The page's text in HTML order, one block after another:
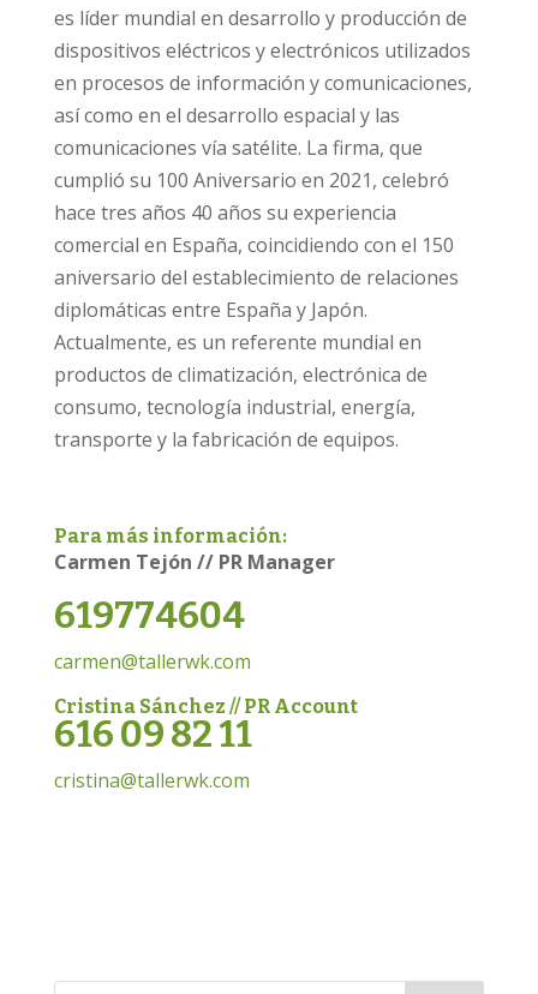
es líder mundial en desarrollo y producción de
dispositivos eléctricos y electrónicos utilizados
en procesos de información y comunicaciones,
así como en el desarrollo espacial y las
comunicaciones vía satélite. La firma, que
cumplió su 100 Aniversario en 2021, celebró
hace tres años 40 años su experiencia
comercial en España, coincidiendo con el 150
aniversario del establecimiento de relaciones
diplomáticas entre España y Japón.
Actualmente, es un referente mundial en
productos de climatización, electrónica de
consumo, tecnología industrial, energía,
transporte y la fabricación de equipos.
Para más información:
Carmen Tejón // PR Manager
619774604
carmen@tallerwk.com
Cristina Sánchez // PR Account
616 09 82 11
cristina@tallerwk.com